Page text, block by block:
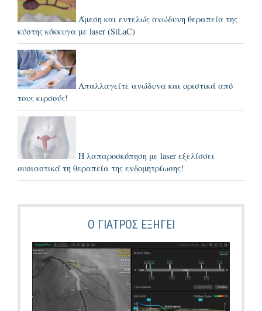
Άμεση και εντελώς ανώδυνη θεραπεία της
κύστης κόκκυγα με laser (SiLaC)
Απαλλαγείτε ανώδυνα και οριστικά από
τους κιρσούς!
Η λαπαροσκόπηση με laser εξελίσσει
ουσιαστικά τη θεραπεία της ενδομητρίωσης!
Ο ΓΙΑΤΡΌΣ ΕΞΗΓΕΙ